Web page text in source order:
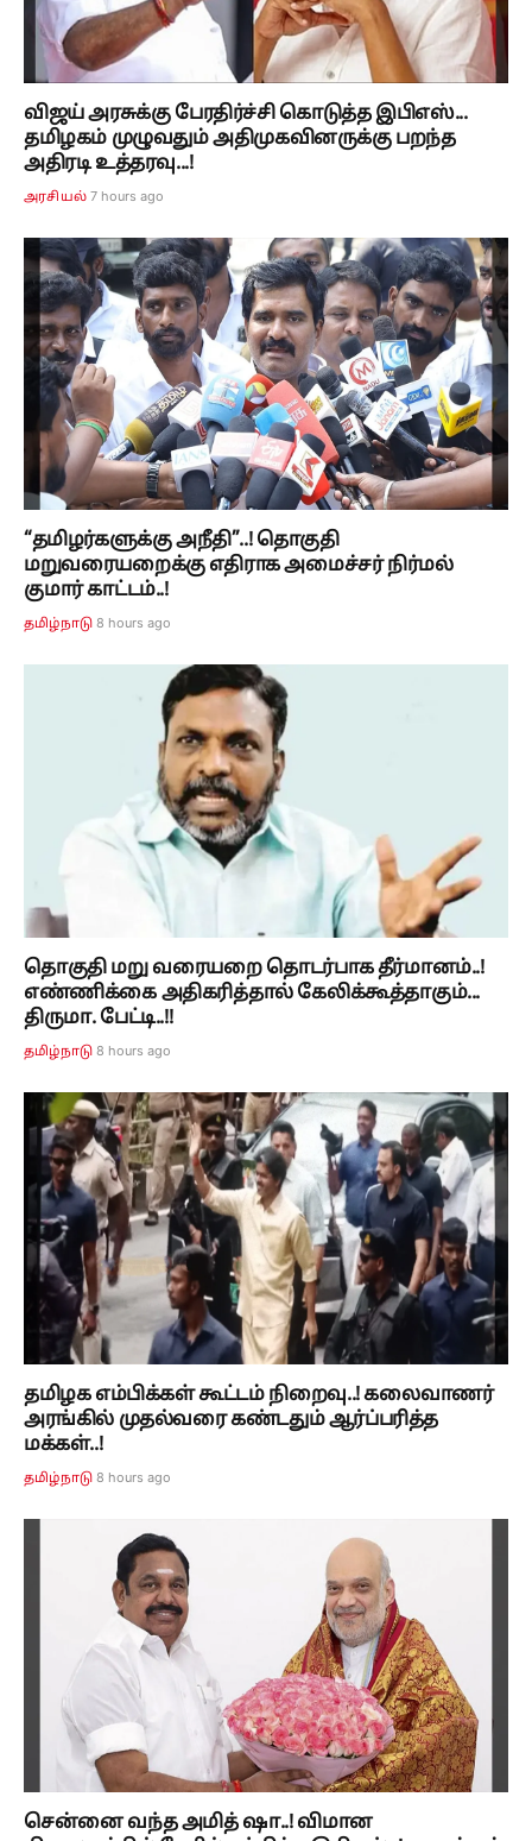
விஜய் அரசுக்கு பேரதிர்ச்சி கொடுத்த இபிஎஸ்...
தமிழகம் முழுவதும் அதிமுகவினருக்கு பறந்த
அதிரடி உத்தரவு...!
அரசியல் 7 hours ago
“தமிழர்களுக்கு அநீதி”..! தொகுதி
மறுவரையறைக்கு எதிராக அமைச்சர் நிர்மல்
குமார் காட்டம்..!
தமிழ்நாடு 8 hours ago
தொகுதி மறு வரையறை தொடர்பாக தீர்மானம்..!
எண்ணிக்கை அதிகரித்தால் கேலிக்கூத்தாகும்...
திருமா. பேட்டி..!!
தமிழ்நாடு 8 hours ago
தமிழக எம்பிக்கள் கூட்டம் நிறைவு..! கலைவாணர்
அரங்கில் முதல்வரை கண்டதும் ஆர்ப்பரித்த
மக்கள்..!
தமிழ்நாடு 8 hours ago
சென்னை வந்த அமித் ஷா..! விமான